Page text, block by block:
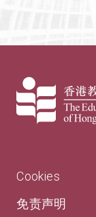
Cookies
免责声明